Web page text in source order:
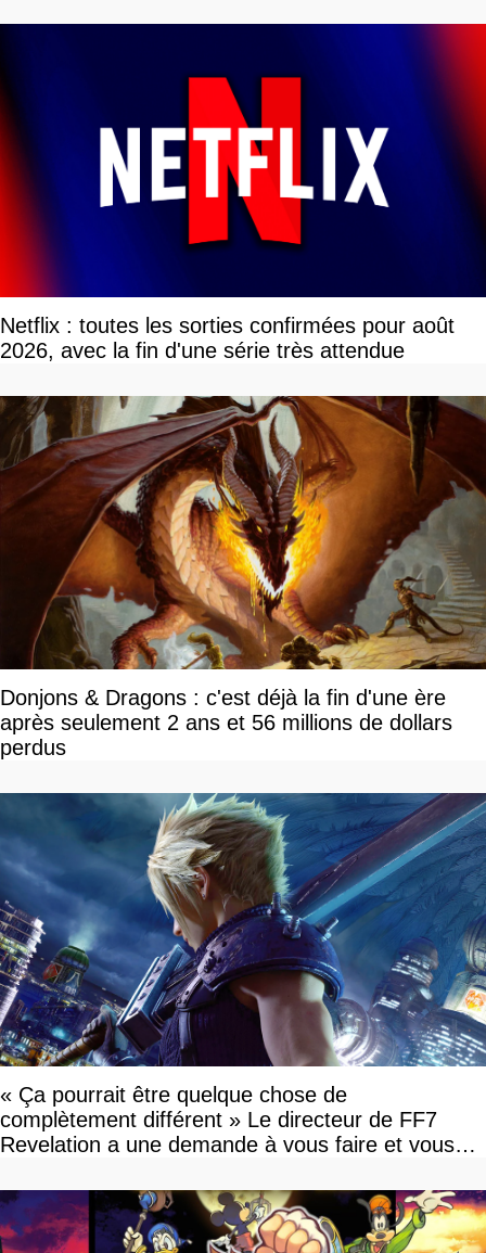
Netflix : toutes les sorties confirmées pour août
2026, avec la fin d'une série très attendue
Donjons & Dragons : c'est déjà la fin d'une ère
après seulement 2 ans et 56 millions de dollars
perdus
« Ça pourrait être quelque chose de
complètement différent » Le directeur de FF7
Revelation a une demande à vous faire et vous